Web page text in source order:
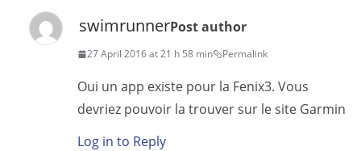
swimrunnerPost author
27 April 2016 at 21 h 58 min Permalink
Oui un app existe pour la Fenix3. Vous
devriez pouvoir la trouver sur le site Garmin
Log in to Reply